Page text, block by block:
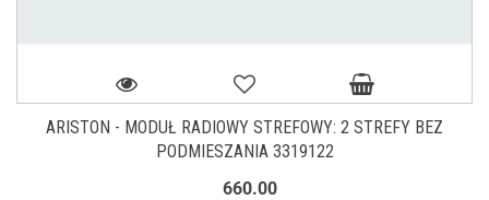
ARISTON - MODUŁ RADIOWY STREFOWY: 2 STREFY BEZ
PODMIESZANIA 3319122
660.00